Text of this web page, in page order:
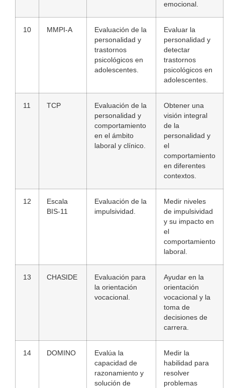
emocional.
10 MMPI-A
Evaluación de la
personalidad y
trastornos
psicológicos en
adolescentes.
Evaluar la
personalidad y
detectar
trastornos
psicológicos en
adolescentes.
11 TCP
Evaluación de la
personalidad y
comportamiento
en el ámbito
laboral y clínico.
Obtener una
visión integral
de la
personalidad y
el
comportamiento
en diferentes
contextos.
12
Escala
BIS-11
Evaluación de la
impulsividad.
Medir niveles
de impulsividad
y su impacto en
el
comportamiento
laboral.
13 CHASIDE
Evaluación para
la orientación
vocacional.
Ayudar en la
orientación
vocacional y la
toma de
decisiones de
carrera.
14 DOMINO
Evalúa la
capacidad de
razonamiento y
solución de
Medir la
habilidad para
resolver
problemas